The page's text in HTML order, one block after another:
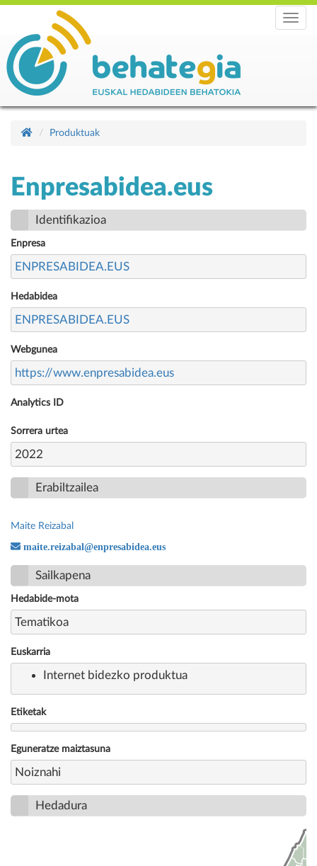
Produktuak
Enpresabidea.eus
Identifikazioa
Enpresa
ENPRESABIDEA.EUS
Hedabidea
ENPRESABIDEA.EUS
Webgunea
https://www.enpresabidea.eus
Analytics ID
Sorrera urtea
2022
Erabiltzailea
Maite Reizabal
maite.reizabal@enpresabidea.eus
Sailkapena
Hedabide-mota
Tematikoa
Euskarria
Internet bidezko produktua
Etiketak
Eguneratze maiztasuna
Noiznahi
Hedadura